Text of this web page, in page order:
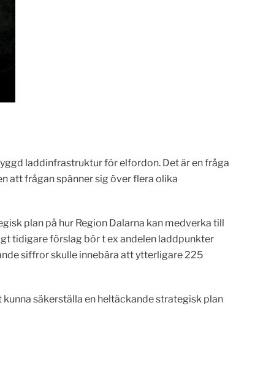
laddinfrastruktur för elfordon. Det är en fråga
att frågan spänner sig över flera olika
plan på hur Region Dalarna kan medverka till
tidigare förslag bör t ex andelen laddpunkter
siffror skulle innebära att ytterligare 225
säkerställa en heltäckande strategisk plan